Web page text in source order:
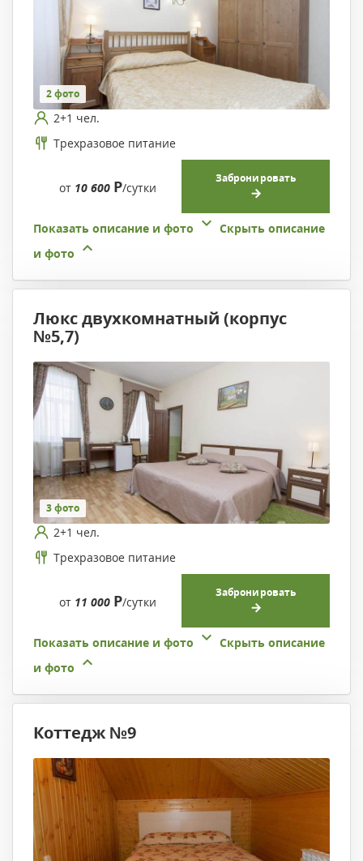
2 фото
2+1 чел.
Трехразовое питание
от 10 600 Р/сутки
Забронировать
Показать описание и фото
Скрыть описание
и фото
Люкс двухкомнатный (корпус
№5,7)
3 фото
2+1 чел.
Трехразовое питание
от 11 000 Р/сутки
Забронировать
Показать описание и фото
Скрыть описание
и фото
Коттедж №9